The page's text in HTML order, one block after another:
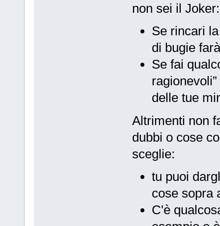
non sei il
Se rincari
di bugie
Se fai
delle tue
Altrimenti non
dubbi o cose
sceglie:
tu puoi
cose sopra
C'è